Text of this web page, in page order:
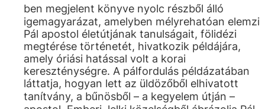
ben megjelent könyve nyolc részből álló
igemagyarázat, amelyben mélyrehatóan elemzi
Pál apostol életútjának tanulságait, fölidézi
megtérése történetét, hivatkozik példájára,
amely óriási hatással volt a korai
kereszténységre. A pálfordulás példázatában
láttatja, hogyan lett az üldözőből elhivatott
tanítvány, a bűnösből – a kegyelem útján –